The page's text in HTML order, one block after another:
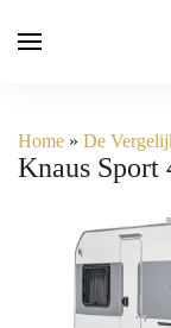
Home » De
Knaus Sport